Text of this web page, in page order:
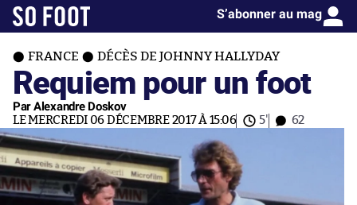
S’abonner au mag
FRANCE DÉCÈS DE JOHNNY HALLYDAY
Requiem pour un foot
Par Alexandre Doskov
LE MERCREDI 06 DÉCEMBRE 2017 À 15:06 5' 62